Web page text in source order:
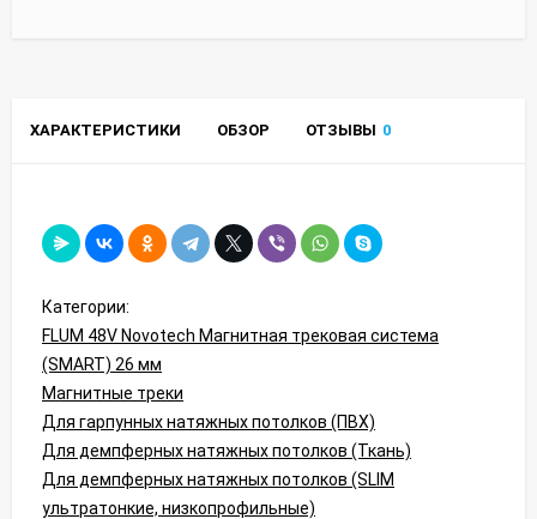
ХАРАКТЕРИСТИКИ ОБЗОР ОТЗЫВЫ 0
Категории:
FLUM 48V Novotech Магнитная трековая система
(SMART) 26 мм
Магнитные треки
Для гарпунных натяжных потолков (ПВХ)
Для демпферных натяжных потолков (Ткань)
Для демпферных натяжных потолков (SLIM
ультратонкие, низкопрофильные)